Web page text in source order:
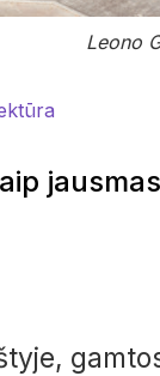
Leono
jausmas